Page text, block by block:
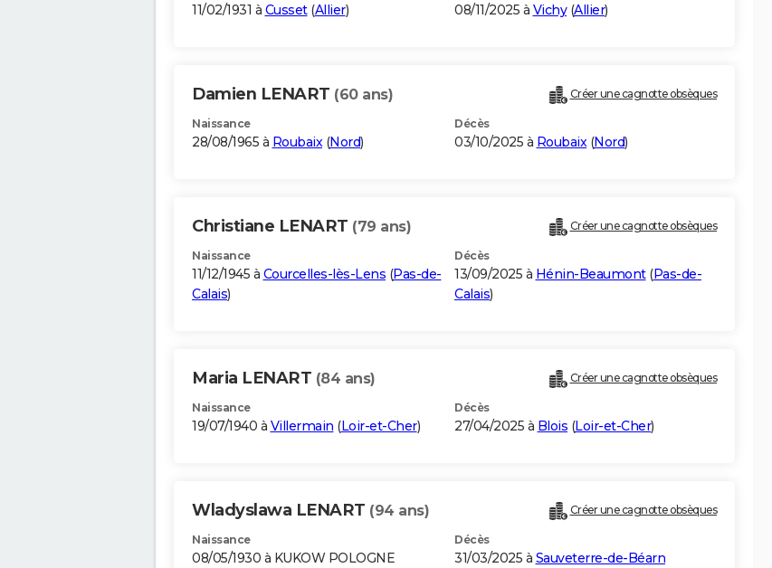
11/02/1931 à Cusset(Allier) 08/11/2025 à Vichy(Allier)
Damien LENART (60 ans) Créer une cagnotte obsèques
Naissance
28/08/1965 à Roubaix(Nord)
Décès
03/10/2025 à Roubaix(Nord)
Christiane LENART (79 ans) Créer une cagnotte obsèques
Naissance
11/12/1945 à Courcelles-lès-Lens (Pas-de-
Calais)
Décès
13/09/2025 à Hénin-Beaumont(Pas-de-
Calais)
Maria LENART (84 ans) Créer une cagnotte obsèques
Naissance
19/07/1940 à Villermain (Loir-et-Cher)
Décès
27/04/2025 à Blois (Loir-et-Cher)
Wladyslawa LENART (94 ans) Créer une cagnotte obsèques
Naissance
08/05/1930 à KUKOW POLOGNE
Décès
31/03/2025 à Sauveterre-de-Béarn